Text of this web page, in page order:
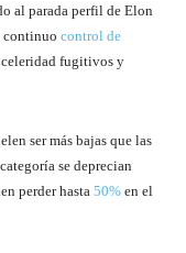
al parada perfil de Elon
continuo control de
celeridad fugitivos y
ser más bajas que las
se deprecian
perder hasta 50% en el